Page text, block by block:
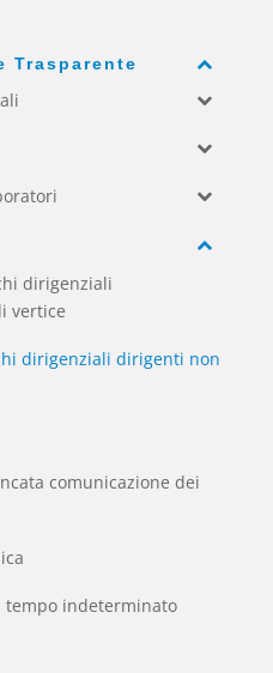
Trasparente
dirigenziali
vertice
dirigenziali dirigenti non
comunicazione dei
tempo indeterminato